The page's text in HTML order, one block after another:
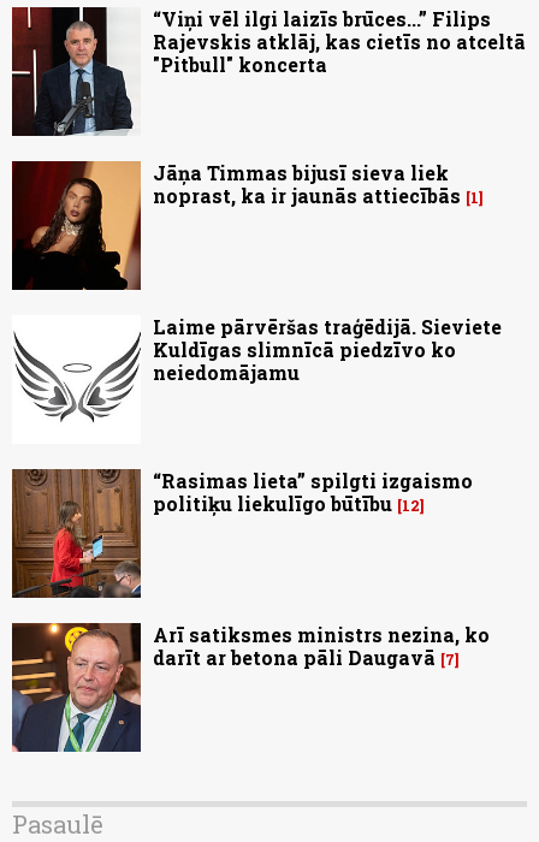
“Viņi vēl ilgi laizīs brūces...” Filips
Rajevskis atklāj, kas cietīs no atceltā
"Pitbull" koncerta
Jāņa Timmas bijusī sieva liek
noprast, ka ir jaunās attiecībās
1
Laime pārvēršas traģēdijā. Sieviete
Kuldīgas slimnīcā piedzīvo ko
neiedomājamu
“Rasimas lieta” spilgti izgaismo
politiķu liekulīgo būtību 12
Arī satiksmes ministrs nezina, ko
darīt ar betona pāli Daugavā
7
Pasaulē